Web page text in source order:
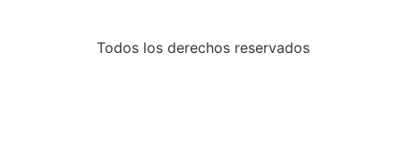
Todos los derechos reservados